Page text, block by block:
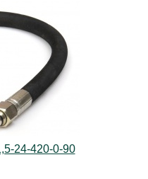
24-420-0-90